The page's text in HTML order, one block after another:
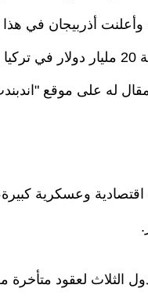
باغ. وأعلنت أذربيجان
وباكستان، استثمارات بقيمة
له على موقع
الثلاث لعقود